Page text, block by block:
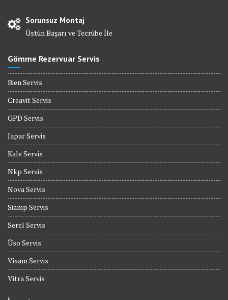
Sorunsuz Montaj
Üstün Başarı ve Tecrübe İle
Gömme Rezervuar Servis
Bien Servis
Creavit Servis
GPD Servis
Japar Servis
Kale Servis
Nkp Servis
Nova Servis
Siamp Servis
Serel Servis
Üso Servis
Visam Servis
Vitra Servis